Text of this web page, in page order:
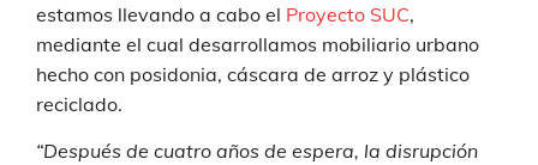
estamos llevando a cabo el Proyecto SUC,
mediante el cual desarrollamos mobiliario urbano
hecho con posidonia, cáscara de arroz y plástico
reciclado.
“Después de cuatro años de espera, la disrupción